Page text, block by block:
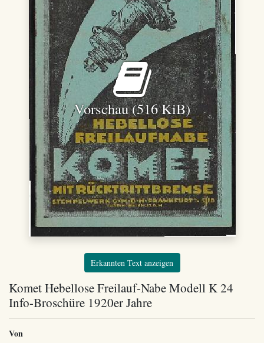
Vorschau (516 KiB)
Erkannten Text anzeigen
Komet Hebellose Freilauf-Nabe Modell K 24
Info-Broschüre 1920er Jahre
Von